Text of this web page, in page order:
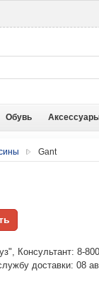
Обувь
Gant
Консультант: 8-
доставки: 08